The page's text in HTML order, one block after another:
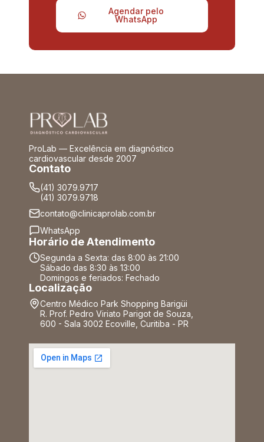
Agendar pelo
WhatsApp
ProLab — Excelência em diagnóstico
cardiovascular desde 2007
Contato
(41) 3079.9717
(41) 3079.9718
contato@clinicaprolab.com.br
WhatsApp
Horário de Atendimento
Segunda a Sexta: das 8:00 às 21:00
Sábado das 8:30 às 13:00
Domingos e feriados: Fechado
Localização
Centro Médico Park Shopping Barigüi
R. Prof. Pedro Viriato Parigot de Souza,
600 - Sala 3002 Ecoville, Curitiba - PR